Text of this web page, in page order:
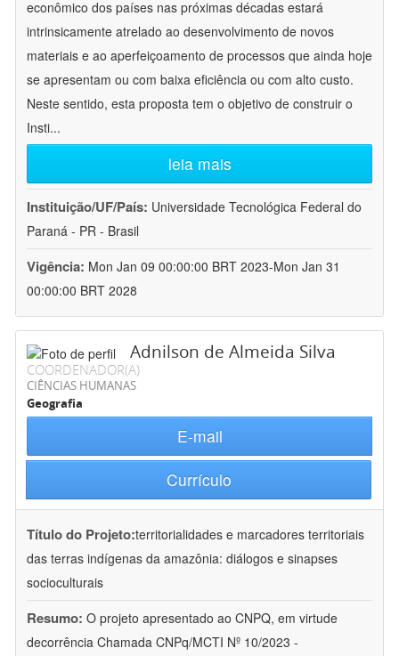
econômico dos países nas próximas décadas estará
intrinsicamente atrelado ao desenvolvimento de novos
materiais e ao aperfeiçoamento de processos que ainda hoje
se apresentam ou com baixa eficiência ou com alto custo.
Neste sentido, esta proposta tem o objetivo de construir o
Insti...
leia mais
Instituição/UF/País: Universidade Tecnológica Federal do
Paraná - PR - Brasil
Vigência: Mon Jan 09 00:00:00 BRT 2023-Mon Jan 31
00:00:00 BRT 2028
Adnilson de Almeida Silva
COORDENADOR(A)
CIÊNCIAS HUMANAS
Geografia
E-mail
Currículo
Título do Projeto:territorialidades e marcadores territoriais
das terras indígenas da amazônia: diálogos e sinapses
socioculturais
Resumo: O projeto apresentado ao CNPQ, em virtude
decorrência Chamada CNPq/MCTI Nº 10/2023 -